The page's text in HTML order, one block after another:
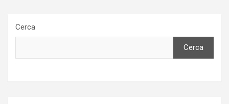
Cerca
Cerca